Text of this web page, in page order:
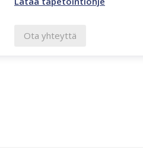
Ota yhteyttä